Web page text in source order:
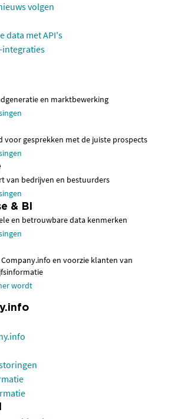
volgen
data met API's
integraties
en marktbewerking
voor gesprekken met de juiste prospects
van bedrijven en bestuurders
& BI
en betrouwbare data kenmerken
en voorzie klanten van
wordt